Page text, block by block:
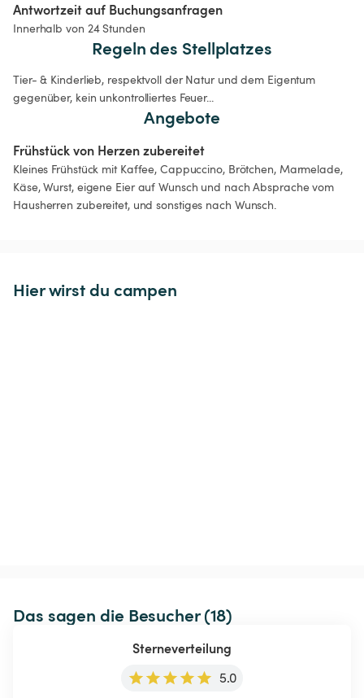
Antwortzeit auf Buchungsanfragen
Innerhalb von 24 Stunden
Regeln des Stellplatzes
Tier- & Kinderlieb, respektvoll der Natur und dem Eigentum
gegenüber, kein unkontrolliertes Feuer...
Angebote
Frühstück von Herzen zubereitet
Kleines Frühstück mit Kaffee, Cappuccino, Brötchen, Marmelade,
Käse, Wurst, eigene Eier auf Wunsch und nach Absprache vom
Hausherren zubereitet, und sonstiges nach Wunsch.
Hier wirst du campen
Das sagen die Besucher (18)
Sterneverteilung
5.0